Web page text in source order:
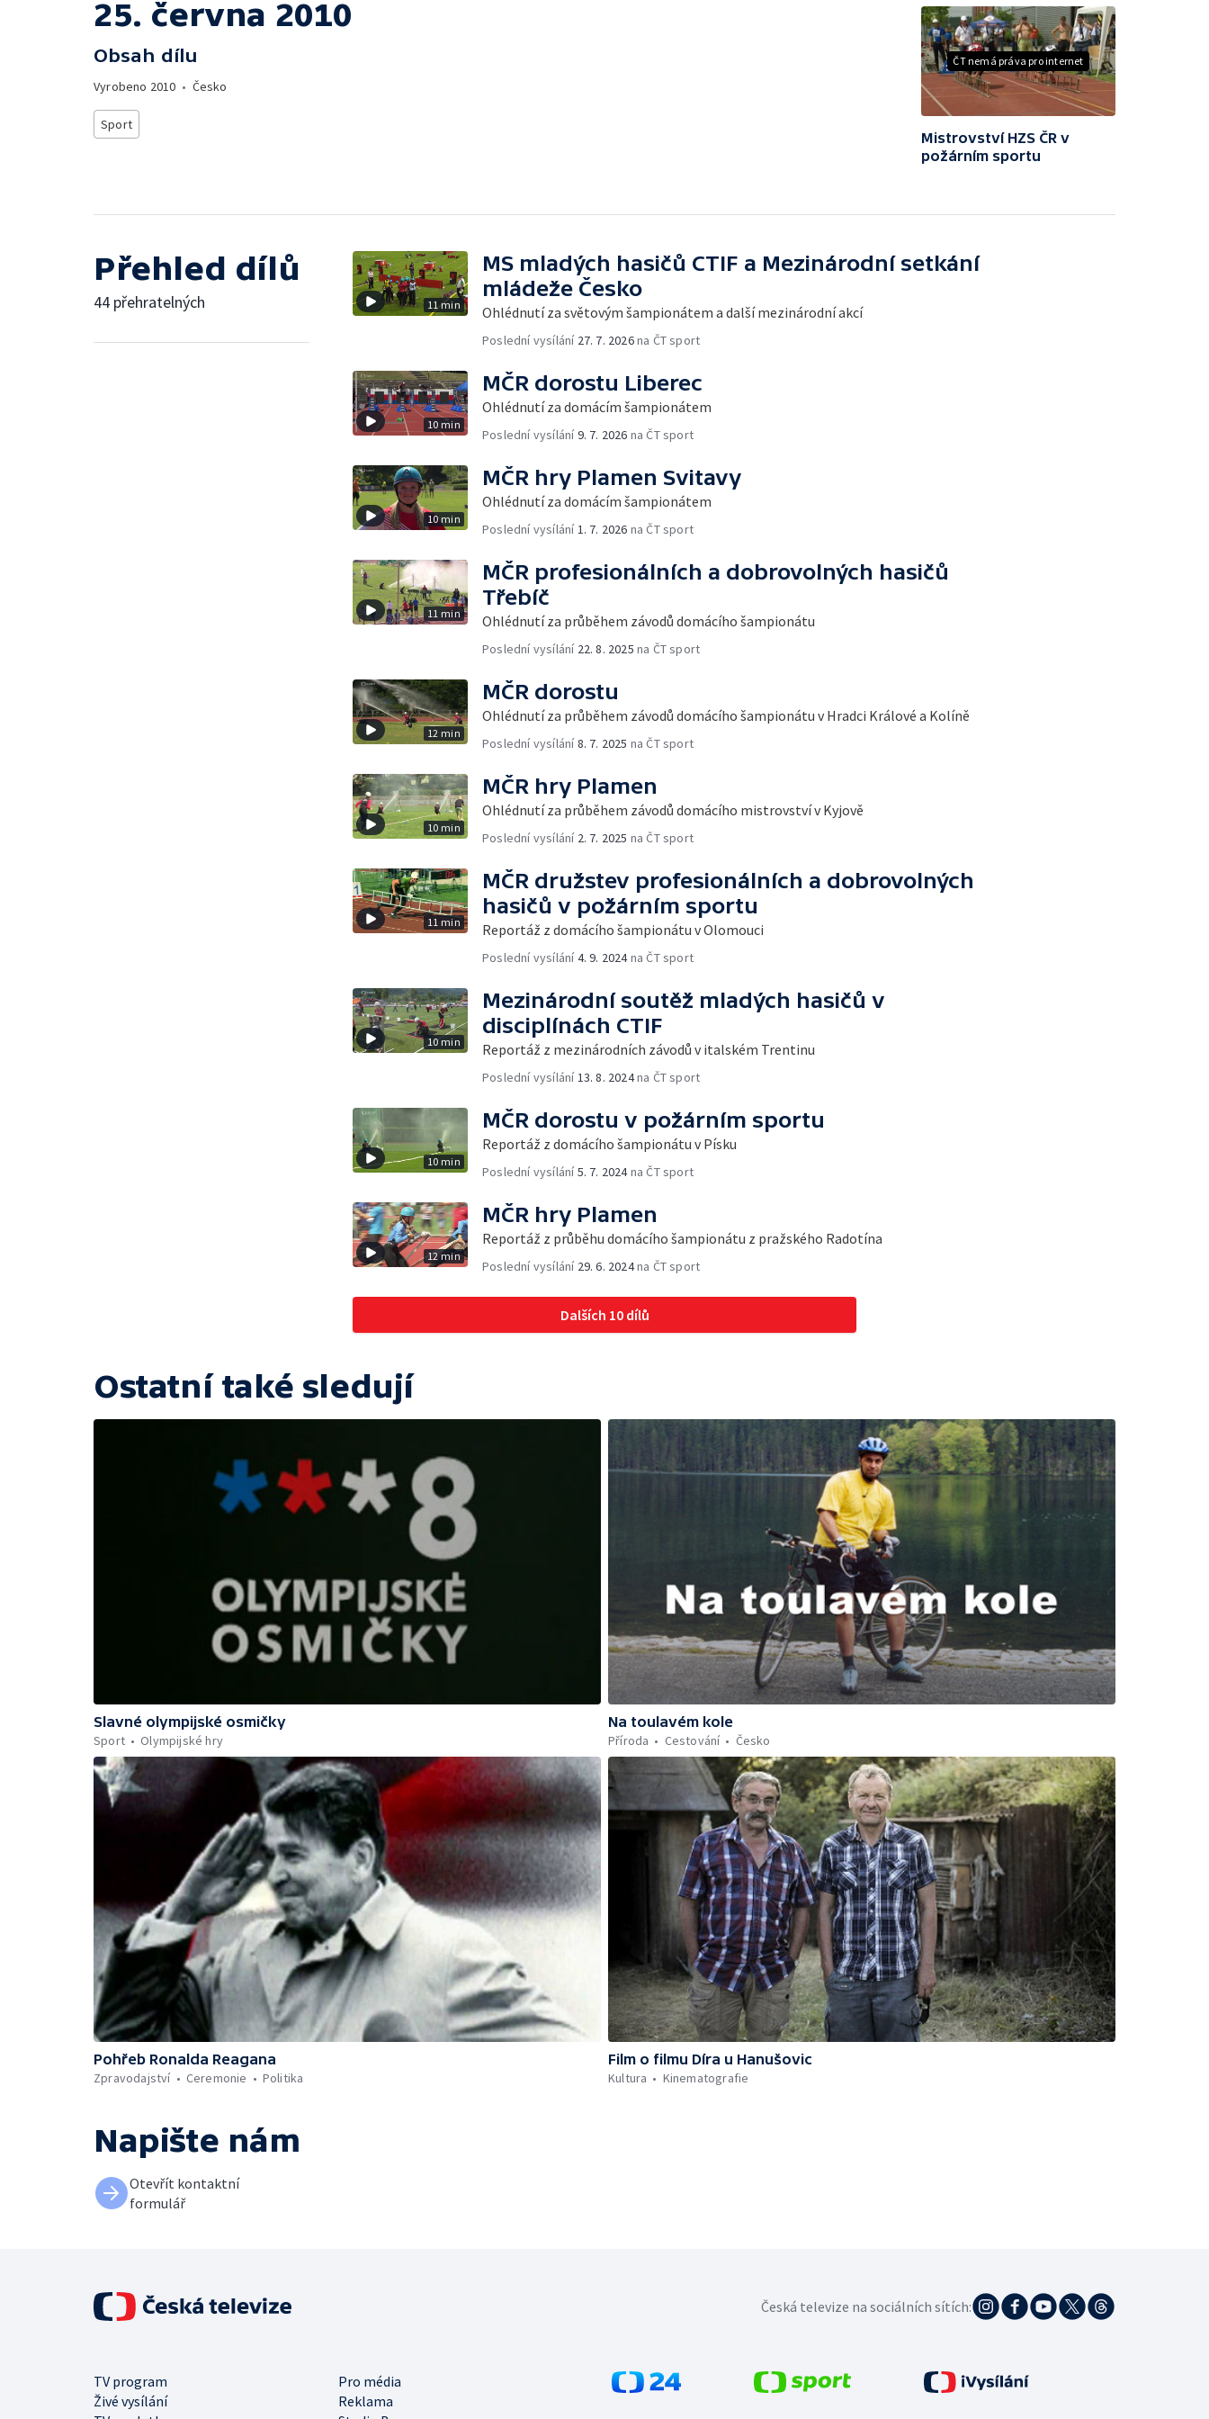
25. června 2010
Obsah dílu
Vyrobeno 2010 • Česko
Sport
ČT nemá práva pro internet
Mistrovství HZS ČR v
požárním sportu
Přehled dílů
44 přehratelných 11 min
MS mladých hasičů CTIF a Mezinárodní setkání
mládeže Česko
Ohlédnutí za světovým šampionátem a další mezinárodní akcí
Poslední vysílání 27. 7. 2026na ČT sport
10 min
MČR dorostu Liberec
Ohlédnutí za domácím šampionátem
Poslední vysílání9. 7. 2026 na ČT sport
10 min
MČR hry Plamen Svitavy
Ohlédnutí za domácím šampionátem
Poslední vysílání 1. 7. 2026 na ČT sport
11 min
MČR profesionálních a dobrovolných hasičů
Třebíč
Ohlédnutí za průběhem závodů domácího šampionátu
Poslední vysílání 22. 8. 2025 na ČT sport
12 min
MČR dorostu
Ohlédnutí za průběhem závodů domácího šampionátu v Hradci Králové a Kolíně
Poslední vysílání8. 7. 2025 na ČT sport
10 min
MČR hry Plamen
Ohlédnutí za průběhem závodů domácího mistrovství v Kyjově
Poslední vysílání 2. 7. 2025 na ČT sport
11 min
MČR družstev profesionálních a dobrovolných
hasičů v požárním sportu
Reportáž z domácího šampionátu v Olomouci
Poslední vysílání4. 9. 2024na ČT sport
10 min
Mezinárodní soutěž mladých hasičů v
disciplínách CTIF
Reportáž z mezinárodních závodů v italském Trentinu
Poslední vysílání 13. 8. 2024na ČT sport
10 min
MČR dorostu v požárním sportu
Reportáž z domácího šampionátu v Písku
Poslední vysílání5. 7. 2024na ČT sport
12 min
MČR hry Plamen
Reportáž z průběhu domácího šampionátu z pražského Radotína
Poslední vysílání 29. 6. 2024na ČT sport
Dalších 10 dílů
Ostatní také sledují
Slavné olympijské osmičky
Sport
Olympijské hry
Na toulavém kole
Příroda
Cestování Česko
Pohřeb Ronalda Reagana
Zpravodajství
Ceremonie Politika
Film o filmu Díra u Hanušovic
Kultura
Kinematografie
Napište nám
Otevřít kontaktní
formulář
TV program
Pro média
Živé vysílání
Reklama
Česká televize na sociálních sítích: